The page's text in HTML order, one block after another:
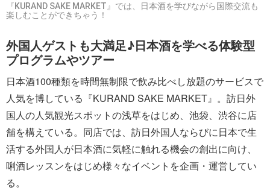
『KURAND SAKE MARKET』では、日本酒を学びながら国際交流も
楽しむことができちゃう！
外国人ゲストも大満足♪日本酒を学べる体験型
プログラムやツアー
日本酒100種類を時間無制限で飲み比べし放題のサービスで
人気を博している『KURAND SAKE MARKET』。訪日外
国人の人気観光スポットの浅草をはじめ、池袋、渋谷に店
舗を構えている。同店では、訪日外国人ならびに日本で生
活する外国人が日本酒に気軽に触れる機会の創出に向け、
唎酒レッスンをはじめ様々なイベントを企画・運営してい
る。